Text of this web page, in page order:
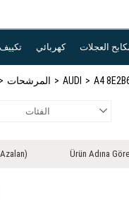
كهربائي العجلات
المرشحات AUDI A4
الفئات
Ürün Adına